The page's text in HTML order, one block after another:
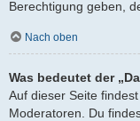
Berechtigung geben,
Nach oben
Was bedeutet der
Auf dieser Seite
Moderatoren. Du